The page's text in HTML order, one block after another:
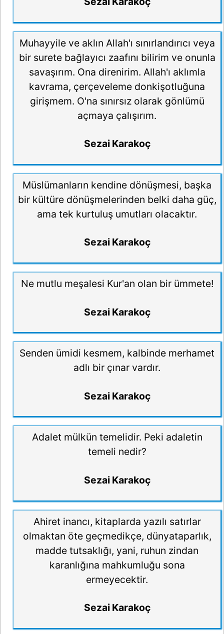
Muhayyile ve aklın Allah'ı sınırlandırıcı veya
bir surete bağlayıcı zaafını bilirim ve onunla
savaşırım. Ona direnirim. Allah'ı aklımla
kavrama, çerçeveleme donkişotluğuna
girişmem. O'na sınırsız olarak gönlümü
açmaya çalışırım.
Sezai Karakoç
Müslümanların kendine dönüşmesi, başka
bir kültüre dönüşmelerinden belki daha güç,
ama tek kurtuluş umutları olacaktır.
Sezai Karakoç
Ne mutlu meşalesi Kur'an olan bir ümmete!
Sezai Karakoç
Senden ümidi kesmem, kalbinde merhamet
adlı bir çınar vardır.
Sezai Karakoç
Adalet mülkün temelidir. Peki adaletin
temeli nedir?
Sezai Karakoç
Ahiret inancı, kitaplarda yazılı satırlar
olmaktan öte geçmedikçe, dünyataparlık,
madde tutsaklığı, yani, ruhun zindan
karanlığına mahkumluğu sona
ermeyecektir.
Sezai Karakoç